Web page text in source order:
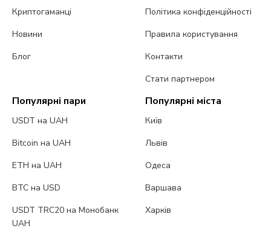
Криптогаманці
Новини
Блог
Політика конфіденційності
Правила користування
Контакти
Стати партнером
Популярні пари
USDT на UAH
Bitcoin на UAH
ETH на UAH
BTC на USD
USDT TRC20 на Монобанк
UAH
Популярні міста
Київ
Львів
Одеса
Варшава
Харків